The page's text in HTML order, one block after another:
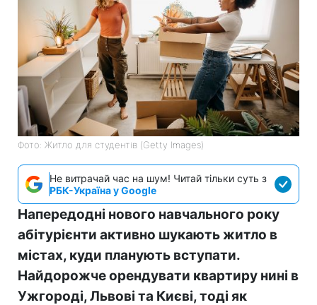
Фото: Житло для студентів (Getty Images)
Не витрачай час на шум! Читай тільки суть з
РБК-Україна у Google
Напередодні нового навчального року
абітурієнти активно шукають житло в
містах, куди планують вступати.
Найдорожче орендувати квартиру нині в
Ужгороді, Львові та Києві, тоді як